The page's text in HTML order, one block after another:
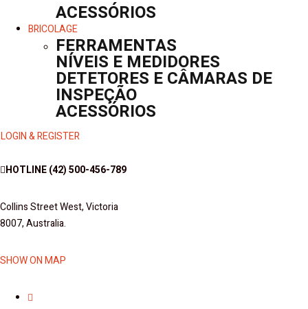
ACESSÓRIOS
BRICOLAGE
FERRAMENTAS
NÍVEIS E MEDIDORES
DETETORES E CÂMARAS DE
INSPEÇÃO
ACESSÓRIOS
LOGIN & REGISTER
HOTLINE(42) 500-456-789
Collins Street West, Victoria
8007, Australia.
SHOW ON MAP